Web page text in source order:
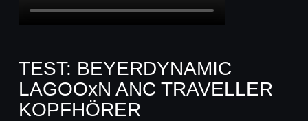
TEST: BEYERDYNAMIC
LAGOOxN ANC TRAVELLER
KOPFHÖRER